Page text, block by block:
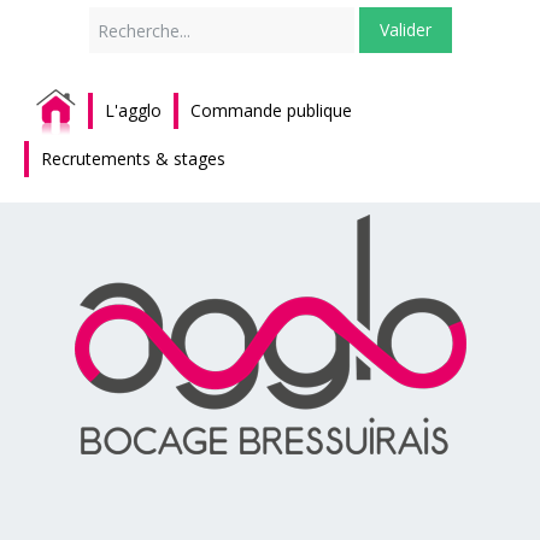
Valider
L'agglo Commande publique
Recrutements & stages